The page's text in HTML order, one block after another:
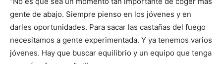
gente de abajo. Siempre pienso en los jóvenes y en
darles oportunidades. Para sacar las castañas del fuego
necesitamos a gente experimentada. Y ya tenemos varios
jóvenes. Hay que buscar equilibrio y un equipo que tenga